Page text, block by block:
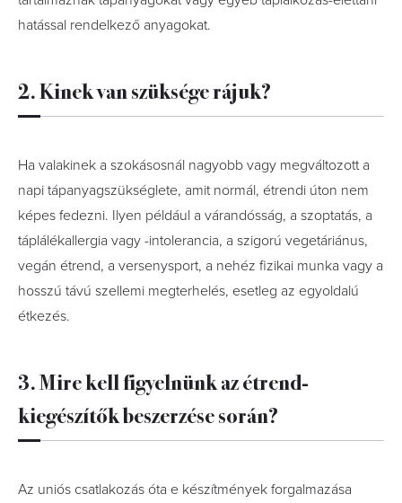
hatással rendelkező anyagokat.
2. Kinek van szüksége rájuk?
Ha valakinek a szokásosnál nagyobb vagy megváltozott a
napi tápanyagszükséglete, amit normál, étrendi úton nem
képes fedezni. Ilyen például a várandósság, a szoptatás, a
táplálékallergia vagy -intolerancia, a szigorú vegetáriánus,
vegán étrend, a versenysport, a nehéz fizikai munka vagy a
hosszú távú szellemi megterhelés, esetleg az egyoldalú
étkezés.
3. Mire kell figyelnünk az étrend-
kiegészítők beszerzése során?
Az uniós csatlakozás óta e készítmények forgalmazása